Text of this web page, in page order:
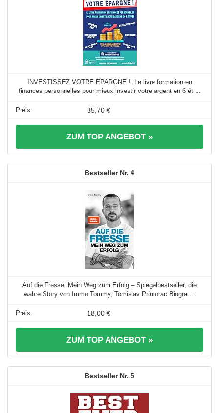
INVESTISSEZ VOTRE ÉPARGNE !: Le livre formation en
finances personnelles pour mieux investir votre argent en 6 ét ...
35,70 €
ZUM TOP ANGEBOT »
4
Auf die Fresse: Mein Weg zum Erfolg – Spiegelbestseller, die
wahre Story von Immo Tommy, Tomislav Primorac Biogra ...
18,00 €
ZUM TOP ANGEBOT »
5